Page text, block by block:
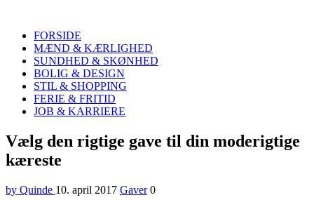
FORSIDE
MÆND & KÆRLIGHED
SUNDHED & SKØNHED
BOLIG & DESIGN
STIL & SHOPPING
FERIE & FRITID
JOB & KARRIERE
Menu
Vælg den rigtige gave til din moderigtige
kæreste
by Quinde 10. april 2017 Gaver 0